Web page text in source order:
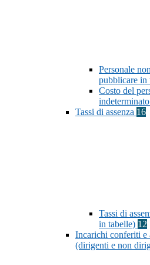
Personale
pubblicare in
Costo del
Tassi di assenza 16
Tassi di
in tabelle) 12
Incarichi conferiti e
(dirigenti e non